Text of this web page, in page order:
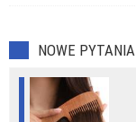
NOWE PYTANIA